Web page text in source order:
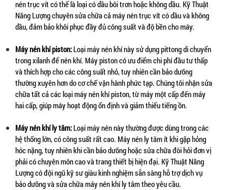
nén trục vít có thể là loại có dầu bôi trơn hoặc không dầu. Kỹ Thuật
Năng Lượng chuyên sửa chữa cả máy nén trục vít có dầu và không
dầu, đảm bảo khôi phục đầy đủ công suất và độ bền cho máy.
Máy nén khí piston: Loại máy nén khí này sử dụng pittong di chuyển
trong xilanh để nén khí. Máy piston có ưu điểm chi phí đầu tư thấp
và thích hợp cho các công suất nhỏ, tuy nhiên cần bảo dưỡng
thường xuyên hơn do cơ chế vận hành phức tạp. Chúng tôi nhận sửa
chữa tất cả các loại máy nén khí piston, từ máy một cấp đến máy
hai cấp, giúp máy hoạt động ổn định và giảm thiểu tiếng ồn.
Máy nén khí ly tâm: Loại máy nén này thường được dùng trong các
hệ thống lớn, có công suất rất cao. Máy nén ly tâm ít khi gặp hỏng
hóc nặng, tuy nhiên khi cần bảo dưỡng hoặc sửa chữa đòi hỏi đơn vị
phải có chuyên môn cao và trang thiết bị hiện đại. Kỹ Thuật Năng
Lượng có đội ngũ kỹ sư giàu kinh nghiệm sẵn sàng hỗ trợ dịch vụ
bảo dưỡng và sửa chữa máy nén khí ly tâm theo yêu cầu.